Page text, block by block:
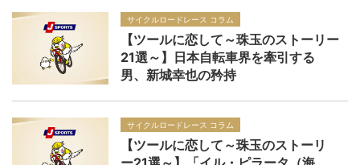
サイクルロードレース コラム
【ツールに恋して～珠玉のストーリー
21選～】日本自転車界を牽引する
男、新城幸也の矜持
サイクルロードレース コラム
【ツールに恋して～珠玉のストーリ